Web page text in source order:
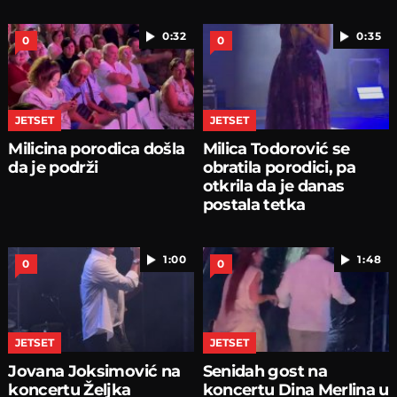
0:32
0
JETSET
Milicina porodica došla
da je podrži
0:35
0
JETSET
Milica Todorović se
obratila porodici, pa
otkrila da je danas
postala tetka
1:00
0
JETSET
Jovana Joksimović na
koncertu Željka
1:48
0
JETSET
Senidah gost na
koncertu Dina Merlina u